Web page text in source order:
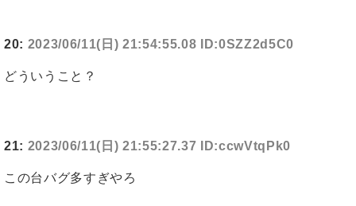
20: 2023/06/11(日) 21:54:55.08 ID:0SZZ2d5C0
どういうこと？
21: 2023/06/11(日) 21:55:27.37 ID:ccwVtqPk0
この台バグ多すぎやろ